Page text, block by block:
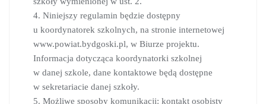
4. Niniejszy regulamin będzie dostępny
u koordynatorek szkolnych, na stronie internetowej
www.powiat.bydgoski.pl, w Biurze projektu.
Informacja dotycząca koordynatorki szkolnej
w danej szkole, dane kontaktowe będą dostępne
w sekretariacie danej szkoły.
5. Możliwe sposoby komunikacji: kontakt osobisty